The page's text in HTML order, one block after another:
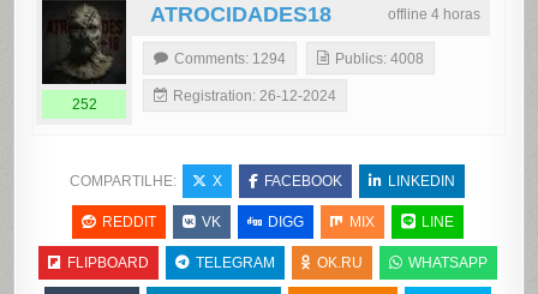
offline 4 horas
ATROCIDADES18
252
Comments: 1294 Publics: 4008
Registration: 26-12-2024
COMPARTILHE: X FACEBOOK LINKEDIN
REDDIT VK DIGG MIX LINE
FLIPBOARD TELEGRAM OK.RU WHATSAPP